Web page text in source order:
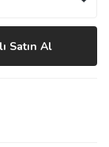
Satın Al